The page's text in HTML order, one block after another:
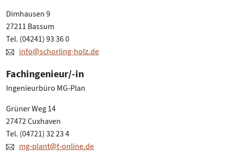
Dimhausen 9
27211 Bassum
Tel. (04241) 93 36 0
info@schorling-holz.de
Fachingenieur/-in
Ingenieurbüro MG-Plan
Grüner Weg 14
27472 Cuxhaven
Tel. (04721) 32 23 4
mg-plant@t-online.de